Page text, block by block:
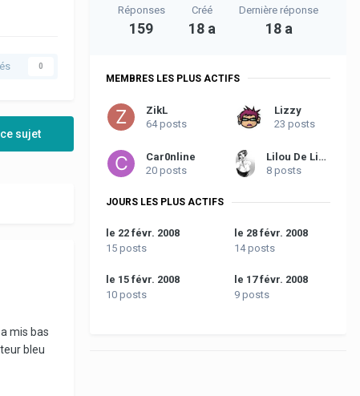
0
sujet
mis bas
bleu
Réponses
159
Créé
18 a
Dernière réponse
18 a
MEMBRES LES PLUS ACTIFS
ZikL
64 posts
Lizzy
23 posts
Car0nline
20 posts
Lilou De Lioncourt
8 posts
JOURS LES PLUS ACTIFS
le 22 févr. 2008
15 posts
le 28 févr. 2008
14 posts
le 15 févr. 2008
10 posts
le 17 févr. 2008
9 posts